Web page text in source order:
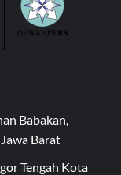
Babakan,
Barat
Tengah Kota